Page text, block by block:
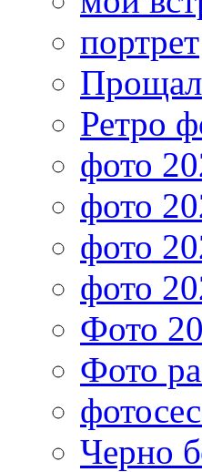
портрет
Ретро
фото
фото
фото
фото
Фото
Фото
Черно